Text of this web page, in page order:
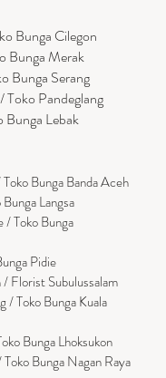
Bunga Cilegon
Bunga Merak
Bunga Serang
Toko Pandeglang
Bunga Lebak
Bunga Banda Aceh
Langsa
/ Toko Bunga
Pidie
Florist Subulussalam
/ Toko Bunga Kuala
Bunga Lhoksukon
Bunga Nagan Raya